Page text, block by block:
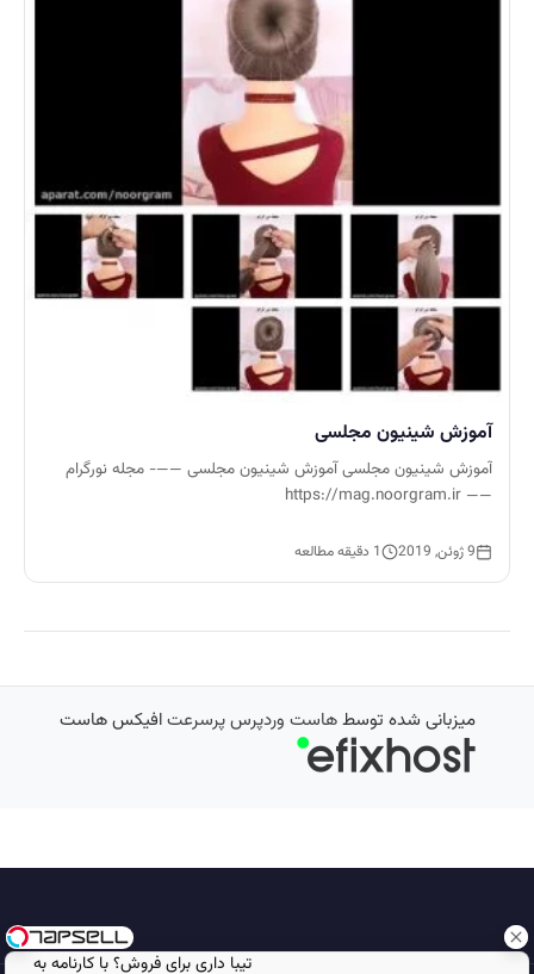
تیبا داری برای فروش؟ با کارنامه به
آموزش شینیون مجلسی
آموزش شینیون مجلسی آموزش شینیون مجلسی ——- مجله نورگرام
—— https://mag.noorgram.ir
9 ژوئن, 2019 1 دقیقه مطالعه
میزبانی شده توسطهاست وردپرس پرسرعتافیکس هاست